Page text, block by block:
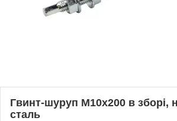
Гвинт-шуруп М10х200 в зборі,
сталь